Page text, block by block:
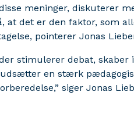
meninger, diskuterer
at det er den faktor, som
pointerer Jonas
stimulerer debat, skaber
en stærk
siger Jonas